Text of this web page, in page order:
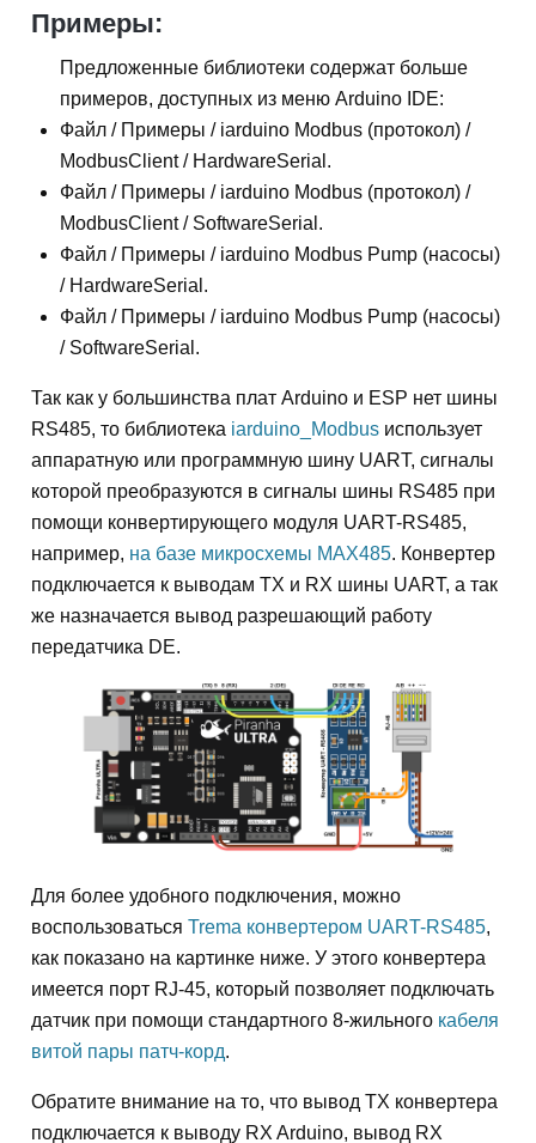
Примеры:
Предложенные библиотеки содержат больше
примеров, доступных из меню Arduino IDE:
Файл / Примеры / iarduino Modbus (протокол) /
ModbusClient / HardwareSerial.
Файл / Примеры / iarduino Modbus (протокол) /
ModbusClient / SoftwareSerial.
Файл / Примеры / iarduino Modbus Pump (насосы)
/ HardwareSerial.
Файл / Примеры / iarduino Modbus Pump (насосы)
/ SoftwareSerial.
Так как у большинства плат Arduino и ESP нет шины
RS485, то библиотека iarduino_Modbus использует
аппаратную или программную шину UART, сигналы
которой преобразуются в сигналы шины RS485 при
помощи конвертирующего модуля UART-RS485,
например, на базе микросхемы MAX485. Конвертер
подключается к выводам TX и RX шины UART, а так
же назначается вывод разрешающий работу
передатчика DE.
Для более удобного подключения, можно
воспользоваться Trema конвертером UART-RS485,
как показано на картинке ниже. У этого конвертера
имеется порт RJ-45, который позволяет подключать
датчик при помощи стандартного 8-жильного кабеля
витой пары патч-корд.
Обратите внимание на то, что вывод TX конвертера
подключается к выводу RX Arduino, вывод RX